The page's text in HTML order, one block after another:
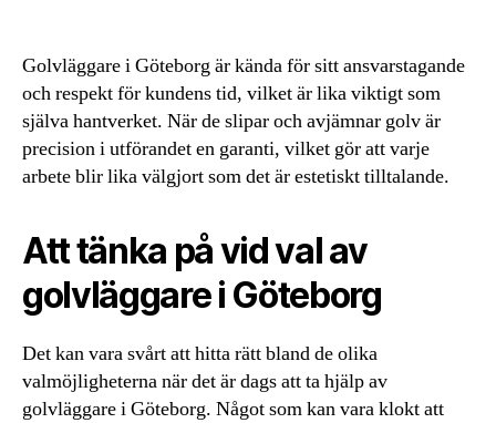
Golvläggare i Göteborg är kända för sitt ansvarstagande
och respekt för kundens tid, vilket är lika viktigt som
själva hantverket. När de slipar och avjämnar golv är
precision i utförandet en garanti, vilket gör att varje
arbete blir lika välgjort som det är estetiskt tilltalande.
Att tänka på vid val av
golvläggare i Göteborg
Det kan vara svårt att hitta rätt bland de olika
valmöjligheterna när det är dags att ta hjälp av
golvläggare i Göteborg. Något som kan vara klokt att